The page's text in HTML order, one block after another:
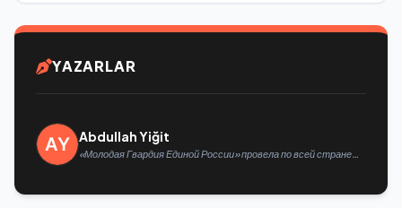
YAZARLAR
Abdullah Yiğit
«Молодая Гвардия Единой России» провела по всей стране